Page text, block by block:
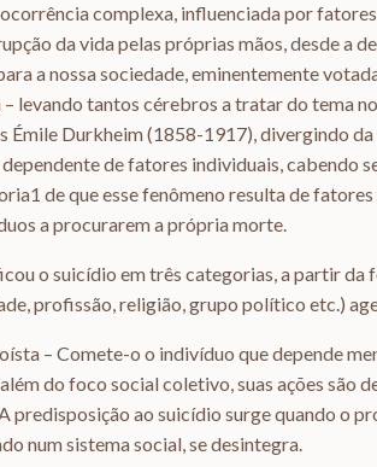
complexa, influenciada por
da vida pelas próprias mãos, desde a
a nossa sociedade, eminentemente
– levando tantos cérebros a tratar do tema
Émile Durkheim (1858-1917), divergindo da
de fatores individuais, cabendo
de que esse fenômeno resulta de
a procurarem a própria morte.
o suicídio em três categorias, a partir da
profissão, religião, grupo político etc.)
– Comete-o o indivíduo que depende
do foco social coletivo, suas ações são
predisposição ao suicídio surge quando o
num sistema social, se desintegra.